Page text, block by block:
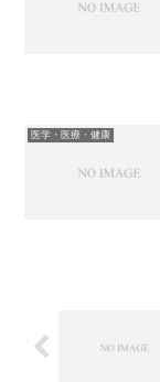
医学・医療・健康